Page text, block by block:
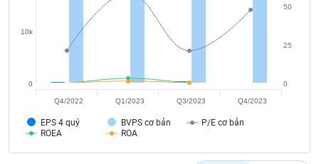
EPS 4 quý BVPS cơ bản
P/E cơ bản
ROEA
ROA
0
10k
0
25
50
Q4/2022 Q1/2023 Q3/2023 Q4/2023